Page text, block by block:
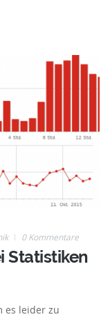
0 Kommentare
Statistiken
es leider zu